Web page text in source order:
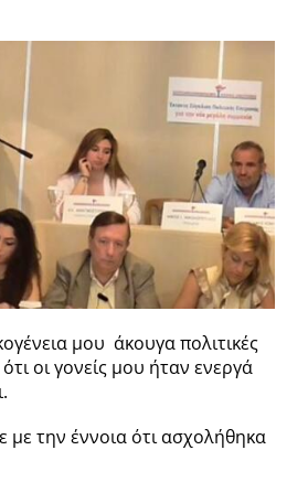
μου άκουγα πολιτικές
οι γονείς μου ήταν ενεργά
με την έννοια ότι ασχολήθηκα